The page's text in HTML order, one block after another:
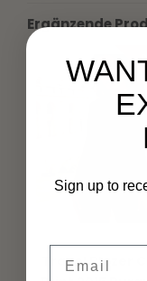
Ergänzende
MI PIACE
Travel Blazer
Sign up to